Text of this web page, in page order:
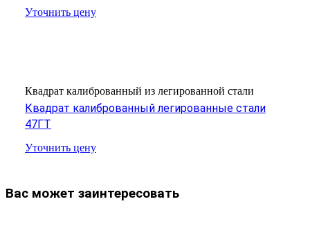
Уточнить цену
Квадрат калиброванный из легированной стали
Квадрат калиброванный легированные стали
47ГТ
Уточнить цену
Вас может заинтересовать